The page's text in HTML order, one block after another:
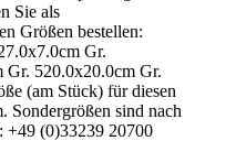
Sie als
Größen bestellen:
Gr.
Gr. 520.0x20.0cm Gr.
(am Stück) für diesen
Sondergrößen sind nach
+49 (0)33239 20700